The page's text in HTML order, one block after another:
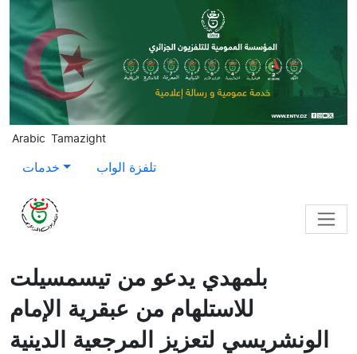
Skip to main content
Arabic Tamazight
خدمات تلفزة الواب
بلمهدي يدعو من تيسمسيلت
للاستلهام من عبقرية الإمام
الونشريسي لتعزيز المرجعية الدينية